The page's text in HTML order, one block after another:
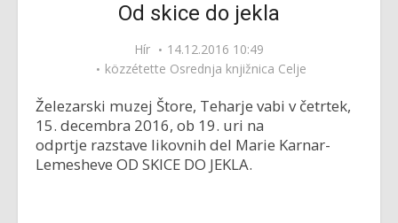
Od skice do jekla
Hír
14.12.2016 10:49
közzétette Osrednja knjižnica Celje
Železarski muzej Štore, Teharje vabi v četrtek,
15. decembra 2016, ob 19. uri na
odprtje razstave likovnih del Marie Karnar-
Lemesheve OD SKICE DO JEKLA.